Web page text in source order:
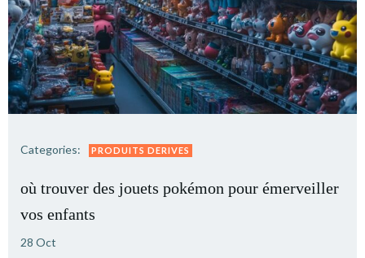
Categories: PRODUITS DERIVES
où trouver des jouets pokémon pour émerveiller
vos enfants
28 Oct